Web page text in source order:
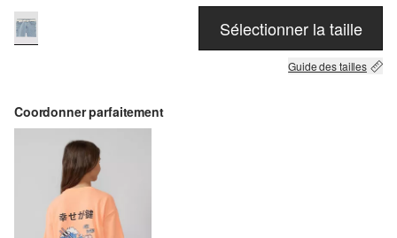
Sélectionner la taille
Guide des tailles
Coordonner parfaitement